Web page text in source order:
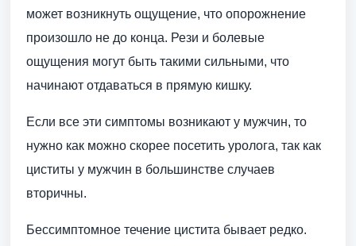
может возникнуть ощущение, что опорожнение
произошло не до конца. Рези и болевые
ощущения могут быть такими сильными, что
начинают отдаваться в прямую кишку.
Если все эти симптомы возникают у мужчин, то
нужно как можно скорее посетить уролога, так как
циститы у мужчин в большинстве случаев
вторичны.
Бессимптомное течение цистита бывает редко.